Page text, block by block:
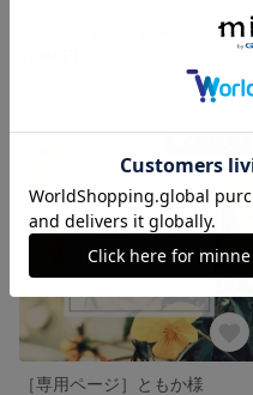
002 ホワイト・刺繍リボンポニーフック
［専用ページ］ともか様